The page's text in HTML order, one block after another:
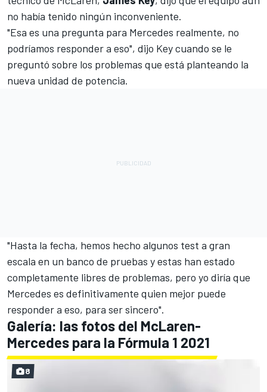
no había tenido ningún inconveniente.
"Esa es una pregunta para Mercedes realmente, no
podríamos responder a eso", dijo Key cuando se le
preguntó sobre los problemas que está planteando la
nueva unidad de potencia.
"Hasta la fecha, hemos hecho algunos test a gran
escala en un banco de pruebas y estas han estado
completamente libres de problemas, pero yo diría que
Mercedes es definitivamente quien mejor puede
responder a eso, para ser sincero".
Galería: las fotos del McLaren-
Mercedes para la Fórmula 1 2021
8